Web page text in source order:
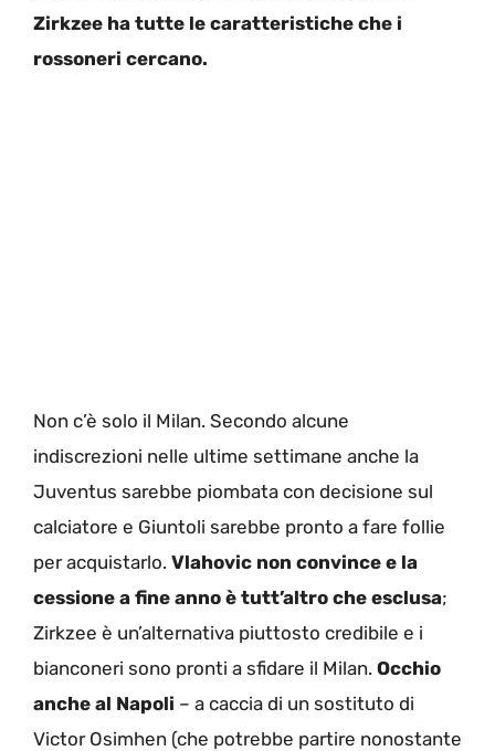
Zirkzee ha tutte le caratteristiche che i
rossoneri cercano.
Non c’è solo il Milan. Secondo alcune
indiscrezioni nelle ultime settimane anche la
Juventus sarebbe piombata con decisione sul
calciatore e Giuntoli sarebbe pronto a fare follie
per acquistarlo. Vlahovic non convince e la
cessione a fine anno è tutt’altro che esclusa;
Zirkzee è un’alternativa piuttosto credibile e i
bianconeri sono pronti a sfidare il Milan. Occhio
anche al Napoli – a caccia di un sostituto di
Victor Osimhen (che potrebbe partire nonostante